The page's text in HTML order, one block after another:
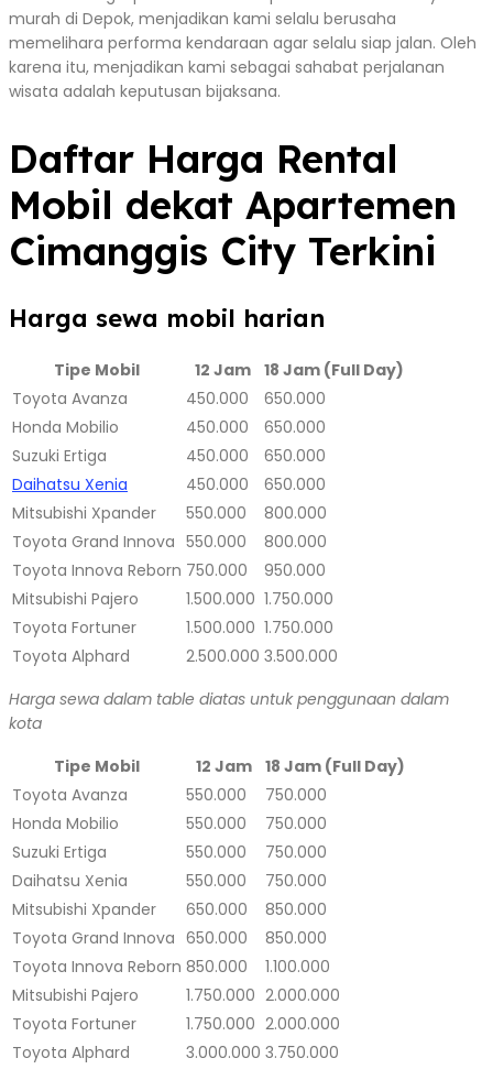
murah di Depok, menjadikan kami selalu berusaha
memelihara performa kendaraan agar selalu siap jalan. Oleh
karena itu, menjadikan kami sebagai sahabat perjalanan
wisata adalah keputusan bijaksana.
Daftar Harga Rental
Mobil dekat Apartemen
Cimanggis City Terkini
Harga sewa mobil harian
Tipe Mobil 12 Jam 18 Jam (Full Day)
Toyota Avanza
450.000
650.000
Honda Mobilio
450.000
650.000
Suzuki Ertiga
450.000
650.000
Daihatsu Xenia
450.000
650.000
Mitsubishi Xpander
550.000
800.000
Toyota Grand Innova 550.000
800.000
Toyota Innova Reborn 750.000
950.000
Mitsubishi Pajero
1.500.000 1.750.000
Toyota Fortuner
1.500.000 1.750.000
Toyota Alphard
2.500.000 3.500.000
Harga sewa dalam table diatas untuk penggunaan dalam
kota
Tipe Mobil
12 Jam
18 Jam (Full Day)
Toyota Avanza
550.000
750.000
Honda Mobilio
550.000
750.000
Suzuki Ertiga
550.000
750.000
Daihatsu Xenia
550.000
750.000
Mitsubishi Xpander
650.000
850.000
Toyota Grand Innova 650.000
850.000
Toyota Innova Reborn 850.000
1.100.000
Mitsubishi Pajero
1.750.000 2.000.000
Toyota Fortuner
1.750.000 2.000.000
Toyota Alphard
3.000.000 3.750.000